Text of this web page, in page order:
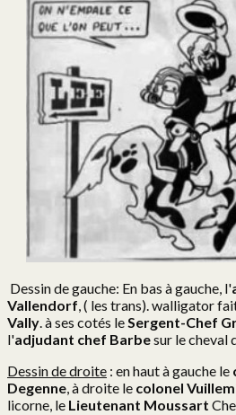
Dessin de gauche: En bas à gauche, l'
Vallendorf, ( les trans). walligator
Vally. à ses cotés leSergent-Chef
l'adjudant chef Barbesur le cheval
Dessin de droite : en haut à gauche le
Degenne, à droite le colonel
licorne, le Lieutenant Moussart